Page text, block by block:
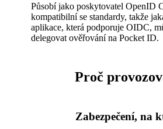
Působí jako poskytovatel OpenID
kompatibilní se standardy, takže
aplikace, která podporuje OIDC,
delegovat ověřování na Pocket ID.
Proč
Zabezpečení, na